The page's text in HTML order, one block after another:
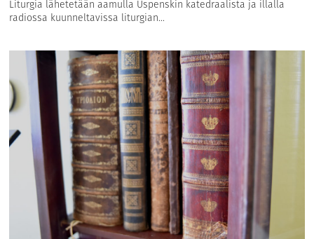
Liturgia lähetetään aamulla Uspenskin katedraalista ja illalla
radiossa kuunneltavissa liturgian...